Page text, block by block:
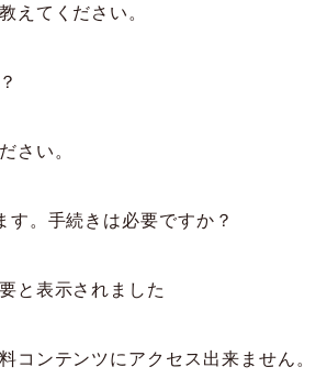
えてください。
さい。
。手続きは必要ですか？
と表示されました
コンテンツにアクセス出来ません。